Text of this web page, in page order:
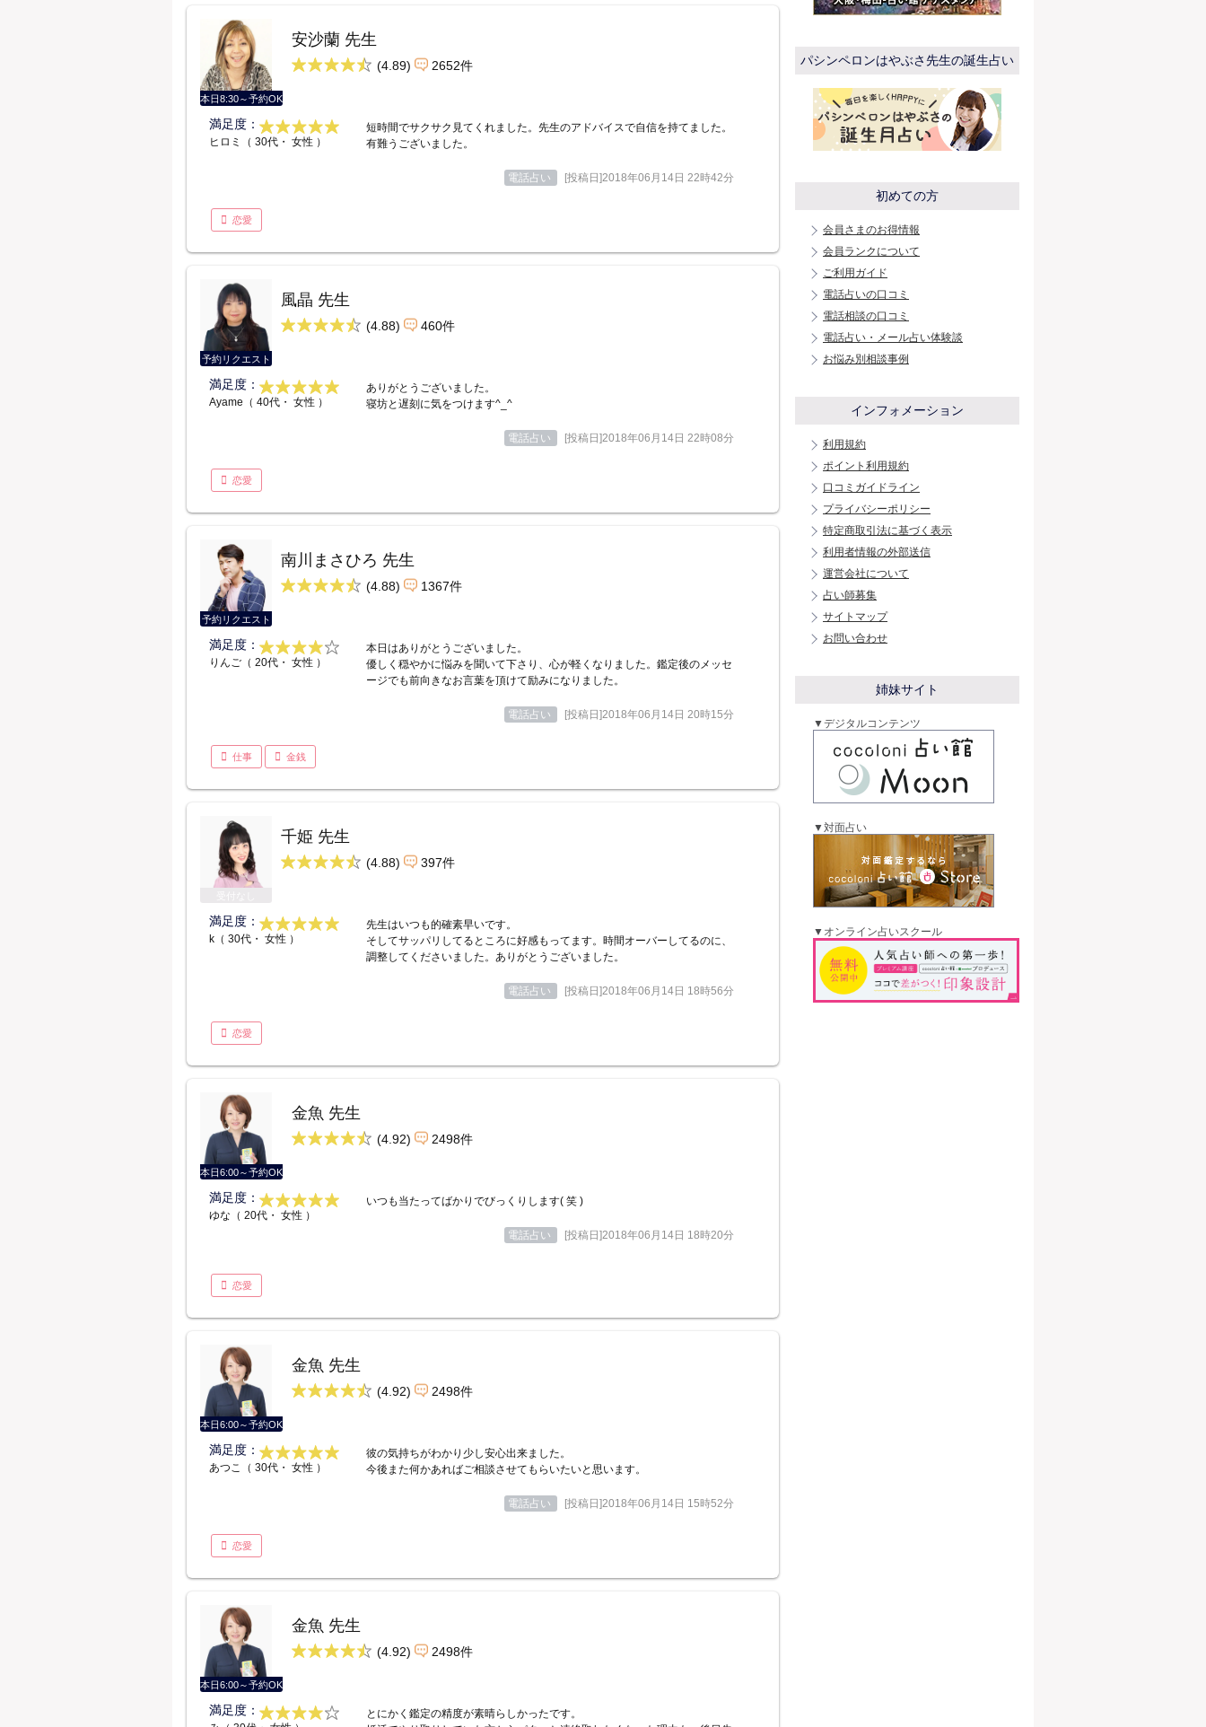
本日8:30～予約OK
安沙蘭 先生
(4.89) 2652件
満足度：
ヒロミ（ 30代・ 女性 ）
短時間でサクサク見てくれました。先生のアドバイスで自信を持てました。
有難うございました。
電話占い [投稿日]2018年06月14日 22時42分
恋愛
予約リクエスト
風晶 先生
(4.88) 460件
満足度：
Ayame（ 40代・ 女性 ）
ありがとうございました。
寝坊と遅刻に気をつけます^_^
電話占い [投稿日]2018年06月14日 22時08分
恋愛
予約リクエスト
南川まさひろ 先生
(4.88) 1367件
満足度：
りんご（ 20代・ 女性 ）
本日はありがとうございました。
優しく穏やかに悩みを聞いて下さり、心が軽くなりました。鑑定後のメッセ
ージでも前向きなお言葉を頂けて励みになりました。
電話占い [投稿日]2018年06月14日 20時15分
仕事 金銭
千姫 先生
(4.88) 397件
満足度：
k（ 30代・ 女性 ）
先生はいつも的確素早いです。
そしてサッパリしてるところに好感もってます。時間オーバーしてるのに、
調整してくださいました。ありがとうございました。
電話占い [投稿日]2018年06月14日 18時56分
恋愛
本日6:00～予約OK
金魚 先生
(4.92) 2498件
満足度：
ゆな（ 20代・ 女性 ）
いつも当たってばかりでびっくりします( 笑 )
電話占い [投稿日]2018年06月14日 18時20分
恋愛
本日6:00～予約OK
金魚 先生
(4.92) 2498件
満足度：
あつこ（ 30代・ 女性 ）
彼の気持ちがわかり少し安心出来ました。
今後また何かあればご相談させてもらいたいと思います。
電話占い [投稿日]2018年06月14日 15時52分
恋愛
本日6:00～予約OK
金魚 先生
(4.92) 2498件
満足度：
とにかく鑑定の精度が素晴らしかったです。
パシンペロンはやぶさ先生の誕生占い
初めての方
会員さまのお得情報
会員ランクについて
ご利用ガイド
電話占いの口コミ
電話相談の口コミ
電話占い・メール占い体験談
お悩み別相談事例
インフォメーション
利用規約
ポイント利用規約
口コミガイドライン
プライバシーポリシー
特定商取引法に基づく表示
利用者情報の外部送信
運営会社について
占い師募集
サイトマップ
お問い合わせ
姉妹サイト
▼デジタルコンテンツ
▼対面占い
▼オンライン占いスクール